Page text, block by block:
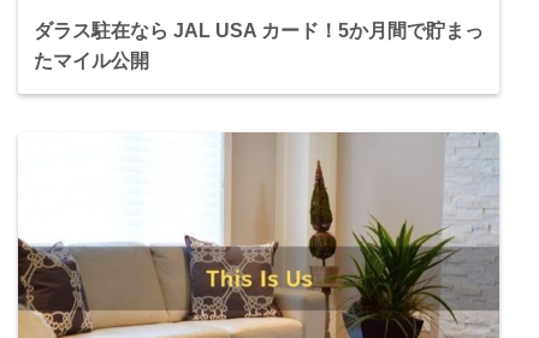
ダラス駐在なら JAL USA カード！5か月間で貯まっ
たマイル公開